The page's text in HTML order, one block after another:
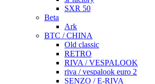
SXR 50
Beta
Ark
BTC / CHINA
Old classic
RETRO
RIVA / VESPALOOK
riva / vespalook euro 2
SENZO / E-RIVA